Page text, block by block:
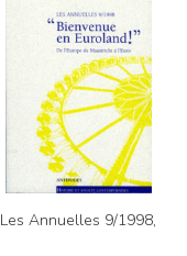
Les Annuelles 9/1998,